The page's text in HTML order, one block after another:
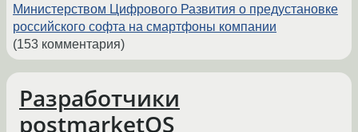
Министерством Цифрового Развития о предустановке
российского софта на смартфоны компании
(153 комментария)
Разработчики
postmarketOS